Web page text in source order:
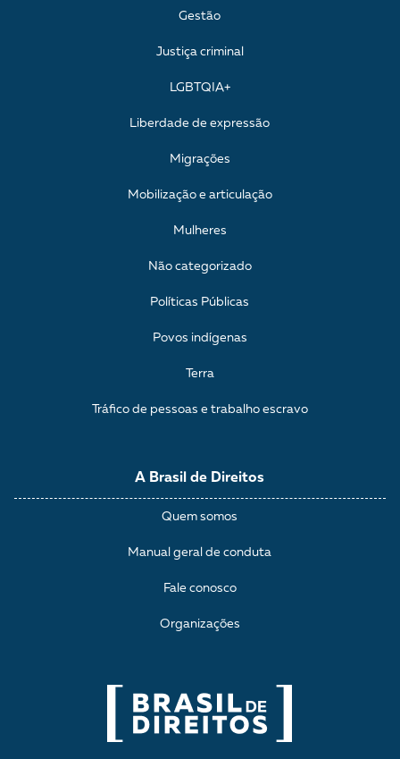
A Brasil de Direitos
Quem somos
Manual geral de conduta
Fale conosco
Organizações
Gestão
Justiça criminal
LGBTQIA+
Liberdade de expressão
Migrações
Mobilização e articulação
Mulheres
Não categorizado
Políticas Públicas
Povos indígenas
Terra
Tráfico de pessoas e trabalho escravo